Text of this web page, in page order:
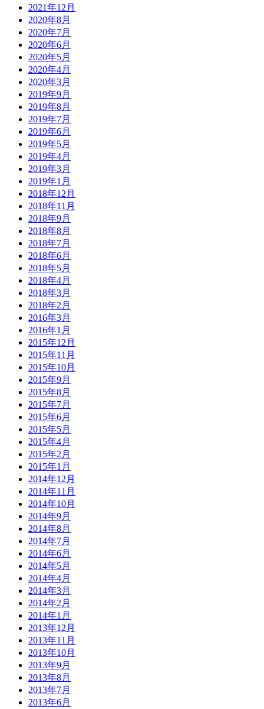
2021年12月
2020年8月
2020年7月
2020年6月
2020年5月
2020年4月
2020年3月
2019年9月
2019年8月
2019年7月
2019年6月
2019年5月
2019年4月
2019年3月
2019年1月
2018年12月
2018年11月
2018年9月
2018年8月
2018年7月
2018年6月
2018年5月
2018年4月
2018年3月
2018年2月
2016年3月
2016年1月
2015年12月
2015年11月
2015年10月
2015年9月
2015年8月
2015年7月
2015年6月
2015年5月
2015年4月
2015年2月
2015年1月
2014年12月
2014年11月
2014年10月
2014年9月
2014年8月
2014年7月
2014年6月
2014年5月
2014年4月
2014年3月
2014年2月
2014年1月
2013年12月
2013年11月
2013年10月
2013年9月
2013年8月
2013年7月
2013年6月